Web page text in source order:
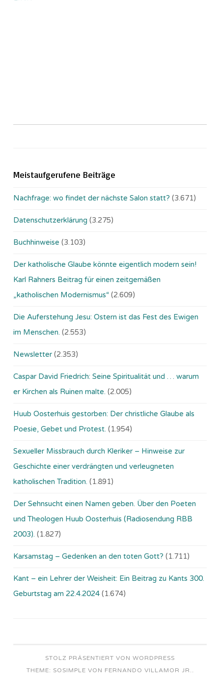
Meistaufgerufene Beiträge
Nachfrage: wo findet der nächste Salon statt? (3.671)
Datenschutzerklärung (3.275)
Buchhinweise (3.103)
Der katholische Glaube könnte eigentlich modern sein!
Karl Rahners Beitrag für einen zeitgemäßen
„katholischen Modernismus“ (2.609)
Die Auferstehung Jesu: Ostern ist das Fest des Ewigen
im Menschen. (2.553)
Newsletter (2.353)
Caspar David Friedrich: Seine Spiritualität und … warum
er Kirchen als Ruinen malte. (2.005)
Huub Oosterhuis gestorben: Der christliche Glaube als
Poesie, Gebet und Protest. (1.954)
Sexueller Missbrauch durch Kleriker – Hinweise zur
Geschichte einer verdrängten und verleugneten
katholischen Tradition. (1.891)
Der Sehnsucht einen Namen geben. Über den Poeten
und Theologen Huub Oosterhuis (Ra­dio­sen­dung RBB
2003). (1.827)
Karsamstag – Gedenken an den toten Gott? (1.711)
Kant – ein Lehrer der Weisheit: Ein Beitrag zu Kants 300.
Geburtstag am 22.4.2024 (1.674)
STOLZ PRÄSENTIERT VON WORDPRESS
THEME: SOSIMPLE VON FERNANDO VILLAMOR JR. .